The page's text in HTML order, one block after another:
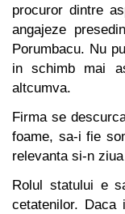
procuror dintre
angajeze
Porumbacu. Nu
in schimb mai
altcumva.
Firma se
foame, sa-i fie
relevanta si-n
Rolul statului e
cetatenilor.